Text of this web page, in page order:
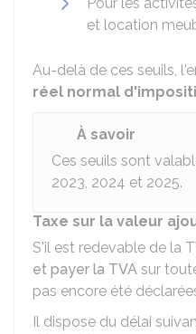
et location
Au-delà de ces seuils,
réel normal
À savoir
Ces seuils sont
2023, 2024 et 2025.
Taxe sur la valeur
S'il est redevable de la
et payer la TVA sur
pas encore été
Il dispose du délai